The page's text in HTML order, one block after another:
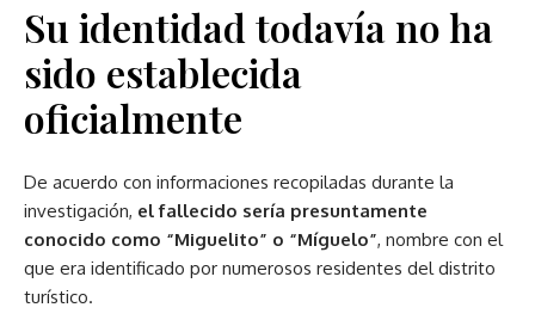
Su identidad todavía no ha
sido establecida
oficialmente
De acuerdo con informaciones recopiladas durante la
investigación, el fallecido sería presuntamente
conocido como “Miguelito” o “Míguelo”, nombre con el
que era identificado por numerosos residentes del distrito
turístico.